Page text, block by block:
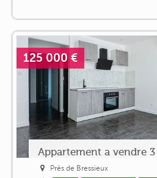
125 000 €
Appartement a vendre 3
Près de Bressieux